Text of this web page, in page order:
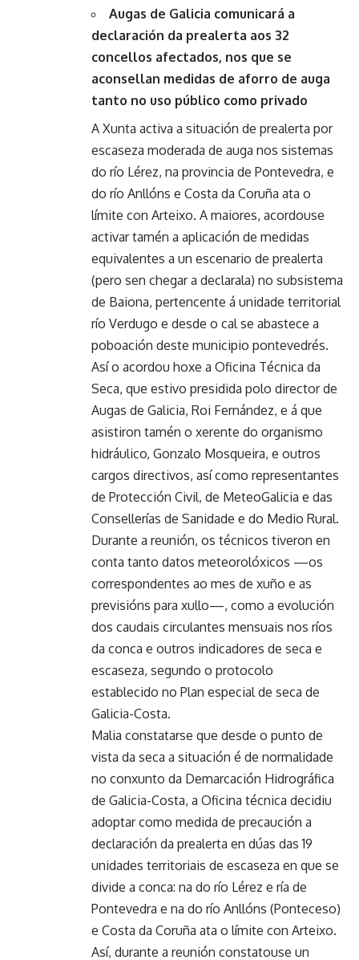
Augas de Galicia comunicará a
declaración da prealerta aos 32
concellos afectados, nos que se
aconsellan medidas de aforro de auga
tanto no uso público como privado
A Xunta activa a situación de prealerta por
escaseza moderada de auga nos sistemas
do río Lérez, na provincia de Pontevedra, e
do río Anllóns e Costa da Coruña ata o
límite con Arteixo. A maiores, acordouse
activar tamén a aplicación de medidas
equivalentes a un escenario de prealerta
(pero sen chegar a declarala) no subsistema
de Baiona, pertencente á unidade territorial
río Verdugo e desde o cal se abastece a
poboación deste municipio pontevedrés.
Así o acordou hoxe a Oficina Técnica da
Seca, que estivo presidida polo director de
Augas de Galicia, Roi Fernández, e á que
asistiron tamén o xerente do organismo
hidráulico, Gonzalo Mosqueira, e outros
cargos directivos, así como representantes
de Protección Civil, de MeteoGalicia e das
Consellerías de Sanidade e do Medio Rural.
Durante a reunión, os técnicos tiveron en
conta tanto datos meteorolóxicos —os
correspondentes ao mes de xuño e as
previsións para xullo—, como a evolución
dos caudais circulantes mensuais nos ríos
da conca e outros indicadores de seca e
escaseza, segundo o protocolo
establecido no Plan especial de seca de
Galicia-Costa.
Malia constatarse que desde o punto de
vista da seca a situación é de normalidade
no conxunto da Demarcación Hidrográfica
de Galicia-Costa, a Oficina técnica decidiu
adoptar como medida de precaución a
declaración da prealerta en dúas das 19
unidades territoriais de escaseza en que se
divide a conca: na do río Lérez e ría de
Pontevedra e na do río Anllóns (Ponteceso)
e Costa da Coruña ata o límite con Arteixo.
Así, durante a reunión constatouse un